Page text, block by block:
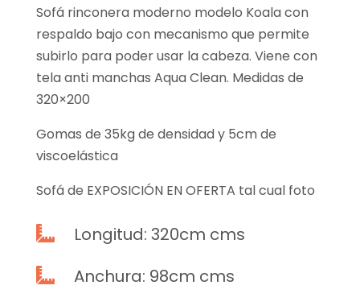
original
era:
2.550,00 €.
es:
Sofá rinconera moderno modelo Koala con
respaldo bajo con mecanismo que permite
subirlo para poder usar la cabeza. Viene con
tela anti manchas Aqua Clean. Medidas de
320×200
Gomas de 35kg de densidad y 5cm de
viscoelástica
Sofá de EXPOSICIÓN EN OFERTA tal cual foto
 Longitud: 320cm cms
 Anchura: 98cm cms